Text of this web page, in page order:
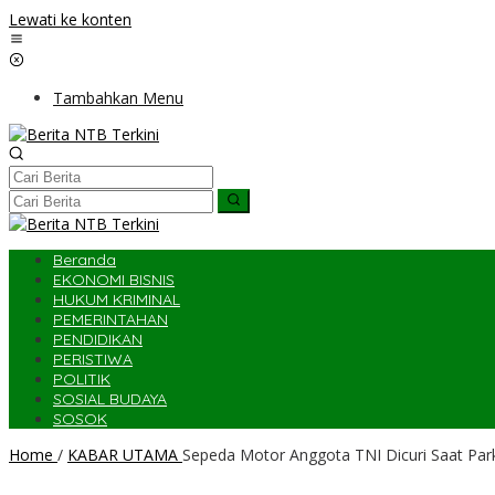
Lewati ke konten
Tambahkan Menu
Beranda
EKONOMI BISNIS
HUKUM KRIMINAL
PEMERINTAHAN
PENDIDIKAN
PERISTIWA
POLITIK
SOSIAL BUDAYA
SOSOK
Home / KABAR UTAMA Sepeda Motor Anggota TNI Dicuri Saat